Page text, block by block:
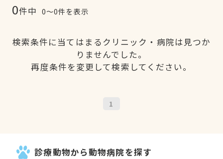
0件中 0〜0件を表示
検索条件に当てはまるクリニック・病院は見つか
りませんでした。
再度条件を変更して検索してください。
1
診療動物から動物病院を探す